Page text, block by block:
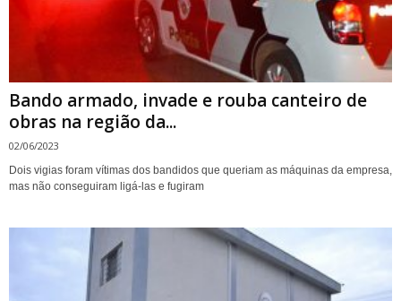
Bando armado, invade e rouba canteiro de
obras na região da...
02/06/2023
Dois vigias foram vítimas dos bandidos que queriam as máquinas da empresa,
mas não conseguiram ligá-las e fugiram